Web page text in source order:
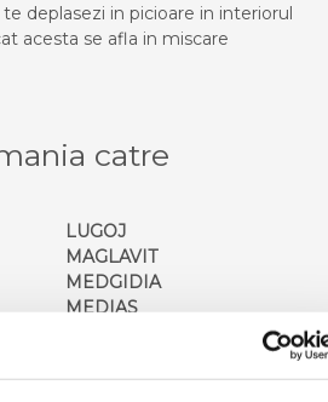
deplasezi in picioare in interiorul
acesta se afla in miscare
catre
LUGOJ
MAGLAVIT
MEDGIDIA
MEDIAS
MOTCA